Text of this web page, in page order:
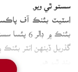
اسٽيٽ بئنڪ آف
بئنڪ ۾ ڊالر 6 پئسا سستو ٿيو ۽ ان جو اگهه 281 رپيا 22 پئسا آهي.